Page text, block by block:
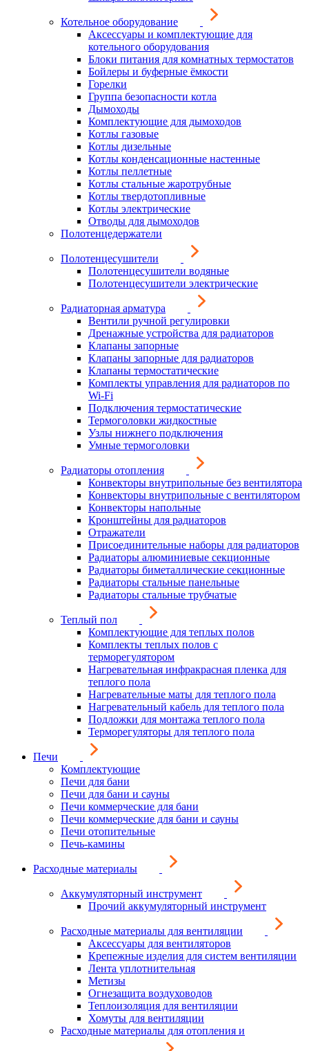
Котельное оборудование
Аксессуары и комплектующие для
котельного оборудования
Блоки питания для комнатных термостатов
Бойлеры и буферные ёмкости
Горелки
Группа безопасности котла
Дымоходы
Комплектующие для дымоходов
Котлы газовые
Котлы дизельные
Котлы конденсационные настенные
Котлы пеллетные
Котлы стальные жаротрубные
Котлы твердотопливные
Котлы электрические
Отводы для дымоходов
Полотенцедержатели
Полотенцесушители
Полотенцесушители водяные
Полотенцесушители электрические
Радиаторная арматура
Вентили ручной регулировки
Дренажные устройства для радиаторов
Клапаны запорные
Клапаны запорные для радиаторов
Клапаны термостатические
Комплекты управления для радиаторов по
Wi-Fi
Подключения термостатические
Термоголовки жидкостные
Узлы нижнего подключения
Умные термоголовки
Радиаторы отопления
Конвекторы внутрипольные без вентилятора
Конвекторы внутрипольные с вентилятором
Конвекторы напольные
Кронштейны для радиаторов
Отражатели
Присоединительные наборы для радиаторов
Радиаторы алюминиевые секционные
Радиаторы биметаллические секционные
Радиаторы стальные панельные
Радиаторы стальные трубчатые
Теплый пол
Комплектующие для теплых полов
Комплекты теплых полов с
терморегулятором
Нагревательная инфракрасная пленка для
теплого пола
Нагревательные маты для теплого пола
Нагревательный кабель для теплого пола
Подложки для монтажа теплого пола
Терморегуляторы для теплого пола
Печи
Комплектующие
Печи для бани
Печи для бани и сауны
Печи коммерческие для бани
Печи коммерческие для бани и сауны
Печи отопительные
Печь-камины
Расходные материалы
Аккумуляторный инструмент
Прочий аккумуляторный инструмент
Расходные материалы для вентиляции
Аксессуары для вентиляторов
Крепежные изделия для систем вентиляции
Лента уплотнительная
Метизы
Огнезащита воздуховодов
Теплоизоляция для вентиляции
Хомуты для вентиляции
Расходные материалы для отопления и